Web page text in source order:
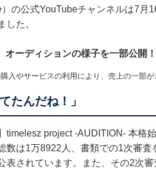
の公式YouTubeチャンネルは7月
した。
オーディションの様子を一部公開！
入やサービスの利用により、売上の一部が
たんだね！」
timelesz project -AUDITION- 本格
数は1万8922人、書類での1次審
表されています。また、その2次